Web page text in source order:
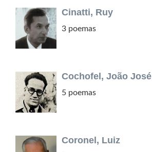
Cinatti, Ruy
3 poemas
Cochofel, João José
5 poemas
Coronel, Luiz